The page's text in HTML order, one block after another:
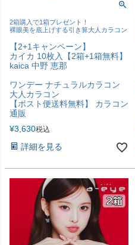
2箱購入で1箱プレゼント！
裸眼美を底上げする引き算大人カラコン
【2+1キャンペーン】
カイカ 10枚入【2箱+1箱無料】
kaica 中野 恵那
ワンデー ナチュラルカラコン
大人カラコン
【ポスト便送料無料】 カラコン
通販
¥3,630税込
詳細を見る